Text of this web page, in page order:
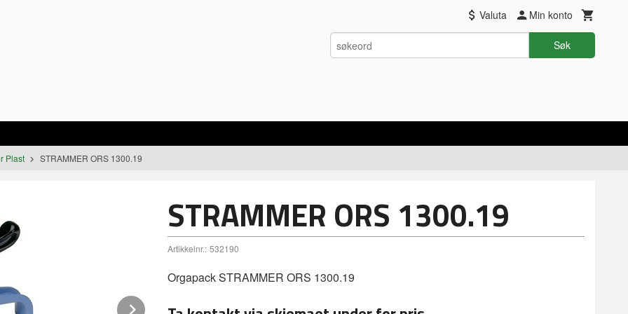
Valuta Min konto
Søk
Plast STRAMMER ORS 1300.19
Next
STRAMMER ORS 1300.19
Artikkelnr.: 532190
Orgapack STRAMMER ORS 1300.19